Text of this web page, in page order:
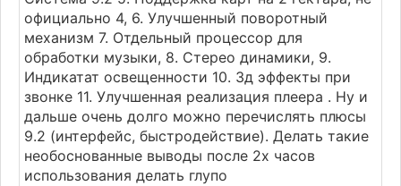
официально 4, 6. Улучшенный поворотный
механизм 7. Отдельный процессор для
обработки музыки, 8. Стерео динамики, 9.
Индикатат освещенности 10. 3д эффекты при
звонке 11. Улучшенная реализация плеера . Ну и
дальше очень долго можно перечислять плюсы
9.2 (интерфейс, быстродействие). Делать такие
необоснованные выводы после 2х часов
использования делать глупо